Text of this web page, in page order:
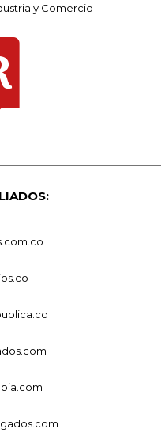
y Comercio